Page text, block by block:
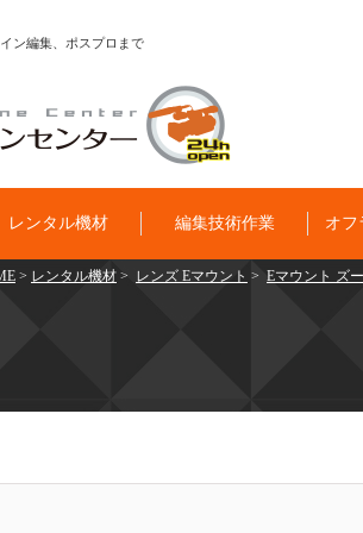
ン編集、ポスプロまで
レンタル機材 編集技術作業 オフ
> レンタル機材 > レンズ Eマウント > Eマウント ズ